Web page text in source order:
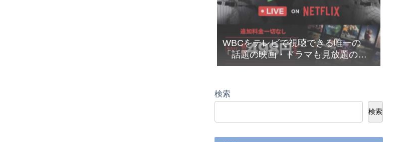
WBCをテレビで視聴できる唯一の
「話題の映画・ドラマも見放題の
Netflix（ネットフリックス）」が今だ
検索
検索